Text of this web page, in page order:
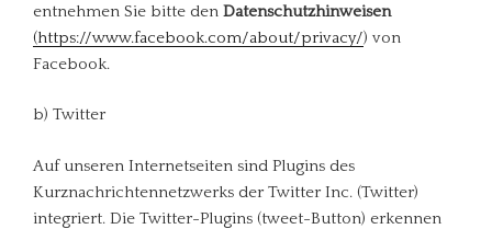
entnehmen Sie bitte den Datenschutzhinweisen
(https://www.facebook.com/about/privacy/) von
Facebook.
b) Twitter
Auf unseren Internetseiten sind Plugins des
Kurznachrichtennetzwerks der Twitter Inc. (Twitter)
integriert. Die Twitter-Plugins (tweet-Button) erkennen